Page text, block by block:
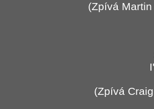
(Zpívá
(Zpívá